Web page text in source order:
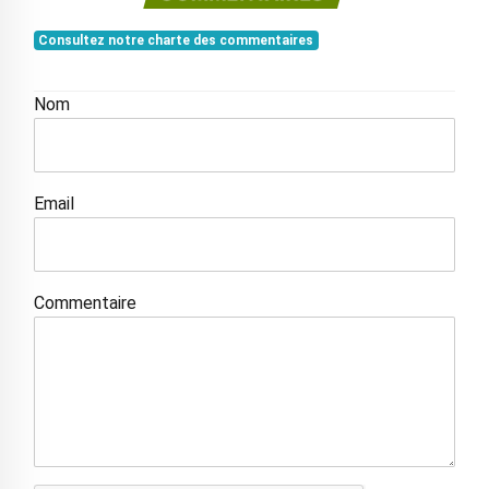
Consultez notre charte des commentaires
Nom
Email
Commentaire